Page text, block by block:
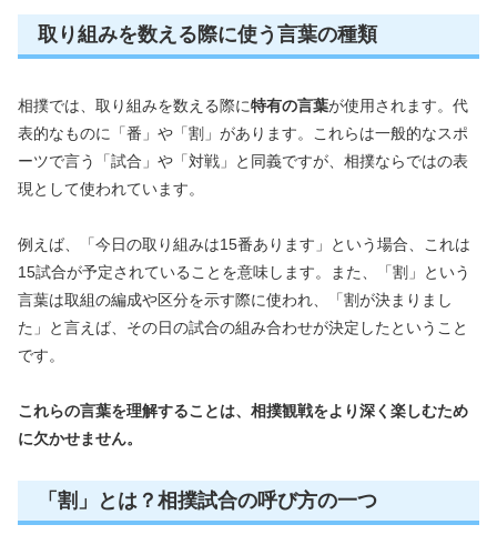
取り組みを数える際に使う言葉の種類
相撲では、取り組みを数える際に特有の言葉が使用されます。代
表的なものに「番」や「割」があります。これらは一般的なスポ
ーツで言う「試合」や「対戦」と同義ですが、相撲ならではの表
現として使われています。
例えば、「今日の取り組みは15番あります」という場合、これは
15試合が予定されていることを意味します。また、「割」という
言葉は取組の編成や区分を示す際に使われ、「割が決まりまし
た」と言えば、その日の試合の組み合わせが決定したということ
です。
これらの言葉を理解することは、相撲観戦をより深く楽しむため
に欠かせません。
「割」とは？相撲試合の呼び方の一つ